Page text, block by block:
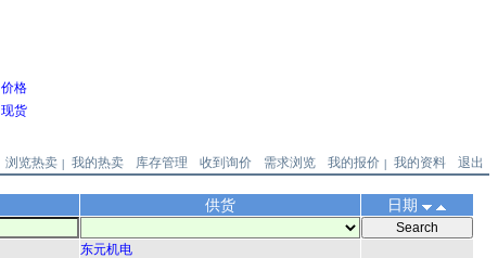
价格
现货
浏览热卖 | 我的热卖 库存管理 收到询价 需求浏览 我的报价 | 我的资料 退出
供货 日期
东元机电